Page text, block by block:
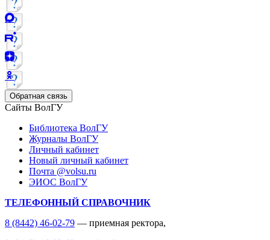
Обратная связь
Сайты ВолГУ
Библиотека ВолГУ
Журналы ВолГУ
Личный кабинет
Новый личный кабинет
Почта @volsu.ru
ЭИОС ВолГУ
ТЕЛЕФОННЫЙ СПРАВОЧНИК
8 (8442) 46-02-79 — приемная ректора,